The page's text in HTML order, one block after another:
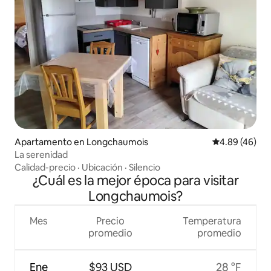
Apartamento en Longchaumois Calificación
4.89 (46)
La serenidad
Calidad-precio · Ubicación · Silencio
¿Cuál es la mejor época para visitar
Longchaumois?
Mes
Ene
Precio
promedio
$93 USD
Temperatura
promedio
28 °F